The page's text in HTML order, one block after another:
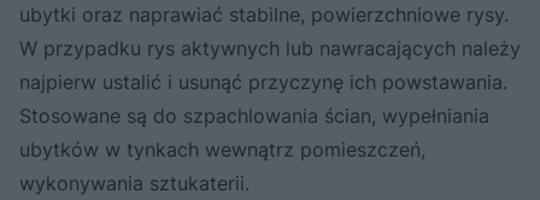
ubytki oraz naprawiać stabilne, powierzchniowe rysy.
W przypadku rys aktywnych lub nawracających należy
najpierw ustalić i usunąć przyczynę ich powstawania.
Stosowane są do szpachlowania ścian, wypełniania
ubytków w tynkach wewnątrz pomieszczeń,
wykonywania sztukaterii.